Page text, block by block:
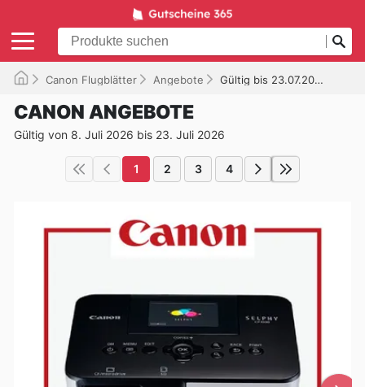
Canon Flugblätter Angebote Gültig bis 23.07.2026
CANON ANGEBOTE
Gültig von 8. Juli 2026 bis 23. Juli 2026
1 2 3 4